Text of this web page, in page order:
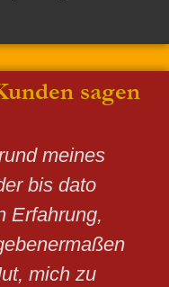
sagen
meines
bis dato
Erfahrung,
mich zu